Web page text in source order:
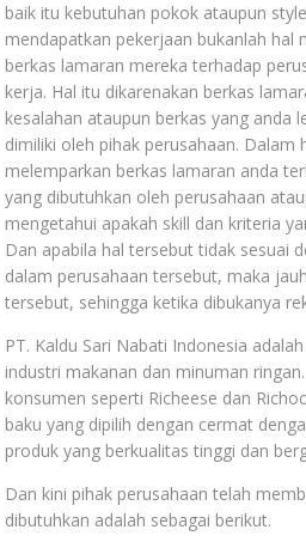
baik itu kebutuhan pokok ataupun
mendapatkan pekerjaan bukanlah hal
berkas lamaran mereka terhadap
kerja. Hal itu dikarenakan berkas
kesalahan ataupun berkas yang anda
dimiliki oleh pihak perusahaan. Dalam
melemparkan berkas lamaran anda
yang dibutuhkan oleh perusahaan
mengetahui apakah skill dan kriteria
Dan apabila hal tersebut tidak sesuai
dalam perusahaan tersebut, maka
tersebut, sehingga ketika dibukanya
PT. Kaldu Sari Nabati Indonesia
industri makanan dan minuman
konsumen seperti Richeese dan
baku yang dipilih dengan cermat
produk yang berkualitas tinggi dan
Dan kini pihak perusahaan telah
dibutuhkan adalah sebagai berikut.